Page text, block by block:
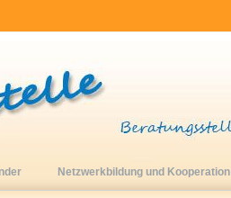
Netzwerkbildung und Kooperation